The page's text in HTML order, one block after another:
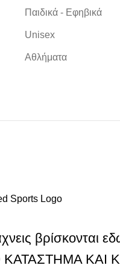
Παιδικά - Εφηβικά
Unisex
Αθλήματα
βρίσκονται
ΚΑΙ